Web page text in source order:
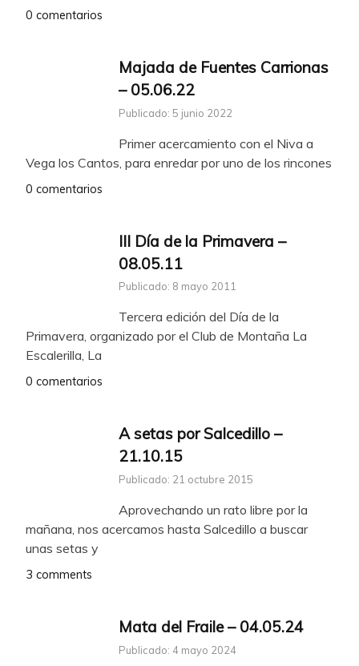
0 comentarios
Majada de Fuentes Carrionas
– 05.06.22
Publicado: 5 junio 2022
Primer acercamiento con el Niva a
Vega los Cantos, para enredar por uno de los rincones
0 comentarios
III Día de la Primavera –
08.05.11
Publicado: 8 mayo 2011
Tercera edición del Día de la
Primavera, organizado por el Club de Montaña La
Escalerilla, La
0 comentarios
A setas por Salcedillo –
21.10.15
Publicado: 21 octubre 2015
Aprovechando un rato libre por la
mañana, nos acercamos hasta Salcedillo a buscar
unas setas y
3 comments
Mata del Fraile – 04.05.24
Publicado: 4 mayo 2024